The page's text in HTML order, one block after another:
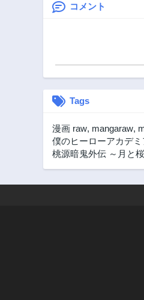
コメント
Tags
漫画 raw, mangaraw,
僕のヒーローアカデ
桃源暗鬼外伝 ～月と